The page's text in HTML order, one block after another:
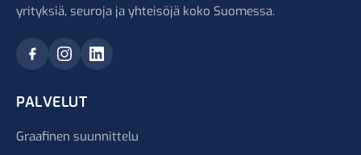
yrityksiä, seuroja ja yhteisöjä koko Suomessa.
PALVELUT
Graafinen suunnittelu